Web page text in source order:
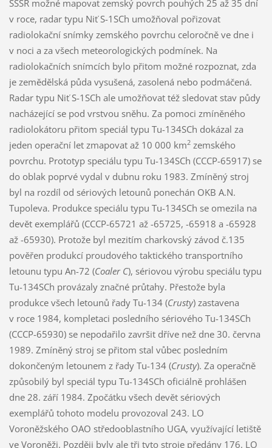
SSSR možné mapovat zemský povrch pouhých 25 až 35 dní
v roce, radar typu Niť S-1SCh umožňoval pořizovat
radiolokační snímky zemského povrchu celoročně ve dne i
v noci a za všech meteorologických podmínek. Na
radiolokačních snímcích bylo přitom možné rozpoznat, zda
je zemědělská půda vysušená, zasolená nebo podmáčená.
Radar typu Niť S-1SCh ale umožňovat též sledovat stav půdy
nacházející se pod vrstvou sněhu. Za pomoci zmíněného
radiolokátoru přitom speciál typu Tu-134SCh dokázal za
jeden operační let zmapovat až 10 000 km2zemského
povrchu. Prototyp speciálu typu Tu-134SCh (CCCP-65917) se
do oblak poprvé vydal v dubnu roku 1983. Zmíněný stroj
byl na rozdíl od sériových letounů ponechán OKB A.N.
Tupoleva. Produkce speciálu typu Tu-134SCh se omezila na
devět exemplářů (CCCP-65721 až -65725, -65918 a -65928
až -65930). Protože byl mezitím charkovský závod č.135
pověřen produkcí proudového taktického transportního
letounu typu An-72 (Coaler C), sériovou výrobu speciálu typu
Tu-134SCh provázaly značné průtahy. Přestože byla
produkce všech letounů řady Tu-134 (Crusty) zastavena
v roce 1984, kompletaci posledního sériového Tu-134SCh
(CCCP-65930) se nepodařilo završit dříve než dne 30. června
1989. Zmíněný stroj se přitom stal vůbec posledním
dokončeným letounem z řady Tu-134 (Crusty). Za operačně
způsobilý byl speciál typu Tu-134SCh oficiálně prohlášen
dne 28. září 1984. Zpočátku všech devět sériových
exemplářů tohoto modelu provozoval 243. LO
Voroněžského OAO středooblastního UGA, využívající letiště
ve Voroněži. Později byly ale tři tyto stroje předány 176. LO